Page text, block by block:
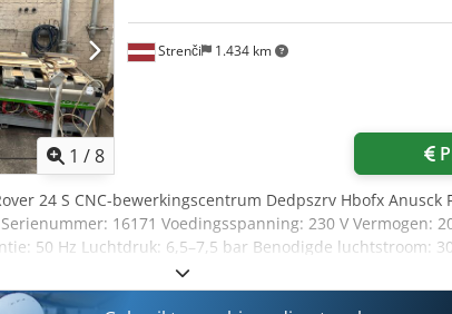
1 /8
Strenči 1.434 km
24 S CNC-bewerkingscentrum Dedpszrv Hbofx Anusck
16171 Voedingsspanning: 230 V Vermogen:
50 Hz Luchtdruk: 6,5–7,5 bar Benodigde luchtstroom:
en service nodig.